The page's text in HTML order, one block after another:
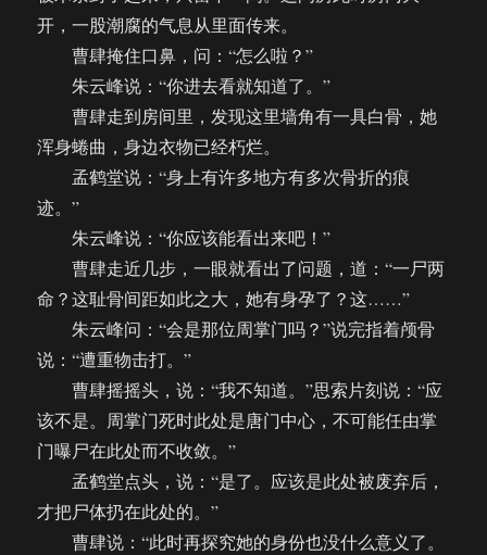
开，一股潮腐的气息从里面传来。
曹肆掩住口鼻，问：“怎么啦？”
朱云峰说：“你进去看就知道了。”
曹肆走到房间里，发现这里墙角有一具白骨，她
浑身蜷曲，身边衣物已经朽烂。
孟鹤堂说：“身上有许多地方有多次骨折的痕
迹。”
朱云峰说：“你应该能看出来吧！”
曹肆走近几步，一眼就看出了问题，道：“一尸两
命？这耻骨间距如此之大，她有身孕了？这……”
朱云峰问：“会是那位周掌门吗？”说完指着颅骨
说：“遭重物击打。”
曹肆摇摇头，说：“我不知道。”思索片刻说：“应
该不是。周掌门死时此处是唐门中心，不可能任由掌
门曝尸在此处而不收敛。”
孟鹤堂点头，说：“是了。应该是此处被废弃后，
才把尸体扔在此处的。”
曹肆说：“此时再探究她的身份也没什么意义了。